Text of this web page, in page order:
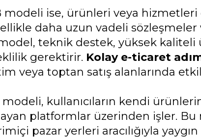
modeli ise, ürünleri veya
daha uzun vadeli sözleşmeler
teknik destek, yüksek
gerektirir. Kolay e-ticaret
veya toptan satış alanlarında
modeli, kullanıcıların kendi
platformlar üzerinden işler. Bu
pazar yerleri aracılığıyla